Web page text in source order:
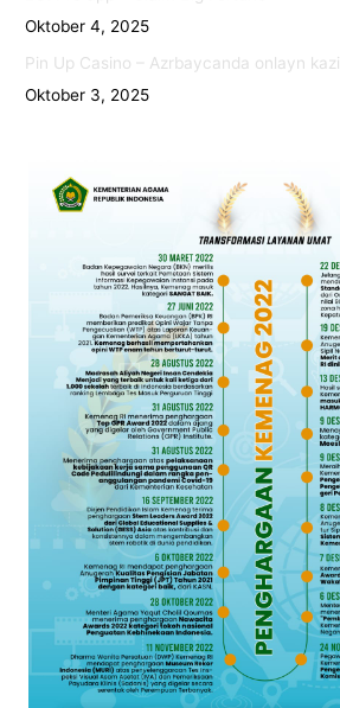
Oktober 4, 2025
Pin Up Casino – Azrbaycanda onlayn
Oktober 3, 2025